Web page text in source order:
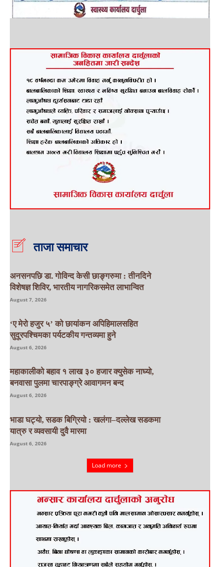
ताजा समाचार
अनसनपछि डा. गोविन्द केसी छाङ्गरुमा : तीनदिने
विशेषज्ञ शिविर, भारतीय नागरिकसमेत लाभान्वित
August 7, 2026
‘ए मेरो हजुर ५’ को छायांकन अपिहिमालसहित
सुदूरपश्चिमका पर्यटकीय गन्तव्यमा हुने
August 6, 2026
महाकालीको बहाव १ लाख ३० हजार क्युसेक नाघ्यो,
बनवासा पुलमा चारपाङ्ग्रे आवागमन बन्द
August 6, 2026
भाडा घट्यो, सडक बिग्रियो : खलंगा–दल्लेख सडकमा
यात्रु र व्यवसायी दुवै मारमा
August 6, 2026
Load more